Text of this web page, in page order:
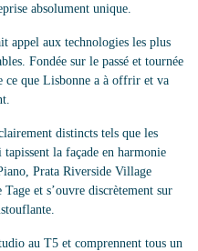
absolument unique.
appel aux technologies les plus
Fondée sur le passé et tournée
ce que Lisbonne a à offrir et va
distincts tels que les
la façade en harmonie
Prata Riverside Village
et s’ouvre discrètement sur
au T5 et comprennent tous un